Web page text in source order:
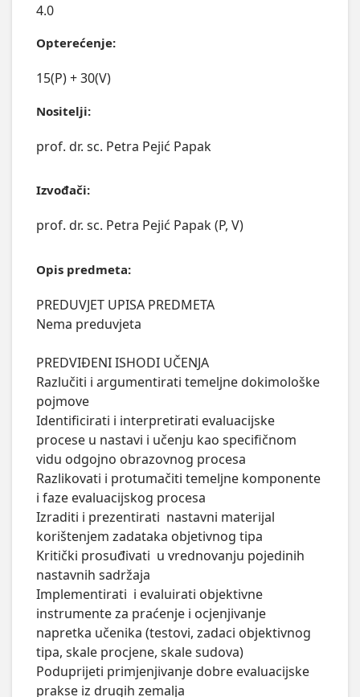
4.0
Opterećenje:
15(P) + 30(V)
Nositelji:
prof. dr. sc. Petra Pejić Papak
Izvođači:
prof. dr. sc. Petra Pejić Papak (P, V)
Opis predmeta:
PREDUVJET UPISA PREDMETA
Nema preduvjeta
PREDVIĐENI ISHODI UČENJA
Razlučiti i argumentirati temeljne dokimološke
pojmove
Identificirati i interpretirati evaluacijske
procese u nastavi i učenju kao specifičnom
vidu odgojno obrazovnog procesa
Razlikovati i protumačiti temeljne komponente
i faze evaluacijskog procesa
Izraditi i prezentirati  nastavni materijal
korištenjem zadataka objetivnog tipa
Kritički prosuđivati  u vrednovanju pojedinih
nastavnih sadržaja
Implementirati  i evaluirati objektivne
instrumente za praćenje i ocjenjivanje
napretka učenika (testovi, zadaci objektivnog
tipa, skale procjene, skale sudova)
Poduprijeti primjenjivanje dobre evaluacijske
prakse iz drugih zemalja